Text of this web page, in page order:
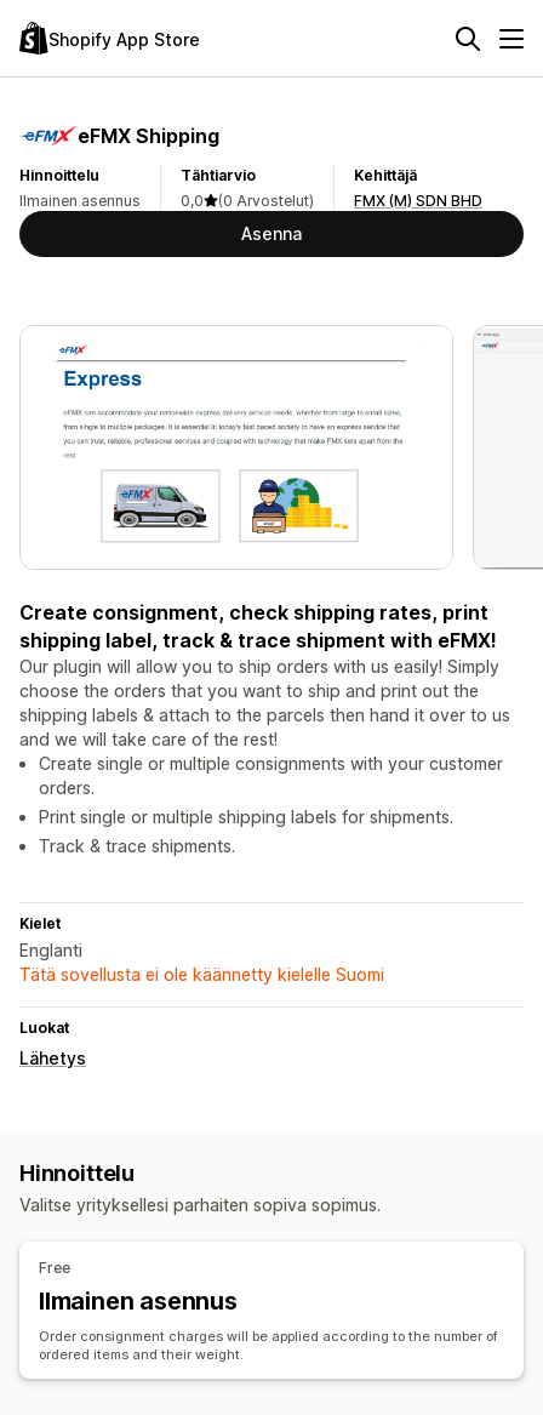
Shopify App Store
eFMX Shipping
Hinnoittelu
Ilmainen asennus
Tähtiarvio
0,0
(0 Arvostelut)
Kehittäjä
FMX (M) SDN BHD
Asenna
Create consignment, check shipping rates, print
shipping label, track & trace shipment with eFMX!
Our plugin will allow you to ship orders with us easily! Simply
choose the orders that you want to ship and print out the
shipping labels & attach to the parcels then hand it over to us
and we will take care of the rest!
Create single or multiple consignments with your customer
orders.
Print single or multiple shipping labels for shipments.
Track & trace shipments.
Kielet
Englanti
Tätä sovellusta ei ole käännetty kielelle Suomi
Luokat
Lähetys
Hinnoittelu
Valitse yrityksellesi parhaiten sopiva sopimus.
Free
Ilmainen asennus
Order consignment charges will be applied according to the number of
ordered items and their weight.